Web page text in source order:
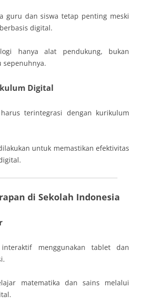
guru dan siswa tetap penting meski
digital.
hanya alat pendukung, bukan
sepenuhnya.
Digital
terintegrasi dengan kurikulum
untuk memastikan efektivitas
di Sekolah Indonesia
interaktif menggunakan tablet dan
matematika dan sains melalui